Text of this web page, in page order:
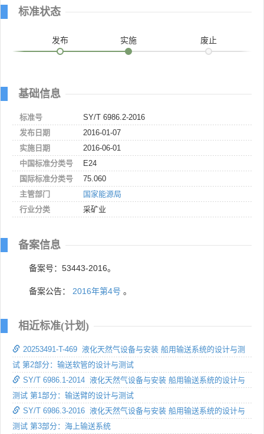
标准状态
发布 实施 废止
基础信息
标准号
SY/T 6986.2-2016
发布日期
2016-01-07
实施日期
2016-06-01
中国标准分类号
E24
国际标准分类号
75.060
主管部门
国家能源局
行业分类
采矿业
备案信息
备案号：53443-2016。
备案公告： 2016年第4号 。
相近标准(计划)
20253491-T-469 液化天然气设备与安装 船用输送系统的设计与测
试 第2部分：输送软管的设计与测试
SY/T 6986.1-2014 液化天然气设备与安装 船用输送系统的设计与
测试 第1部分：输送臂的设计与测试
SY/T 6986.3-2016 液化天然气设备与安装 船用输送系统的设计与
测试 第3部分：海上输送系统